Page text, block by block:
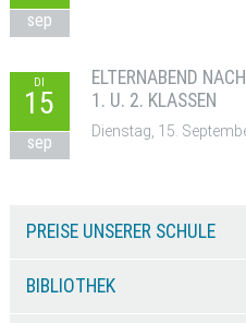
sep
DI
15
sep
ELTERNABEND
1. U. 2. KLASSEN
Dienstag, 15.
PREISE UNSERER SCHULE
BIBLIOTHEK